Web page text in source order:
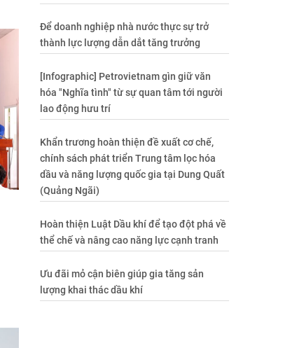
Để doanh nghiệp nhà nước thực sự trở
thành lực lượng dẫn dắt tăng trưởng
[Infographic] Petrovietnam gìn giữ văn
hóa "Nghĩa tình" từ sự quan tâm tới người
lao động hưu trí
Khẩn trương hoàn thiện đề xuất cơ chế,
chính sách phát triển Trung tâm lọc hóa
dầu và năng lượng quốc gia tại Dung Quất
(Quảng Ngãi)
Hoàn thiện Luật Dầu khí để tạo đột phá về
thể chế và nâng cao năng lực cạnh tranh
Ưu đãi mỏ cận biên giúp gia tăng sản
lượng khai thác dầu khí